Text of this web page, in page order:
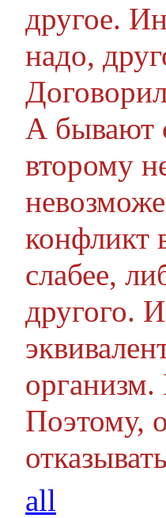
другое.
надо,
А бывают
второму
конфликт
слабее,
другого.
Поэтому,
all